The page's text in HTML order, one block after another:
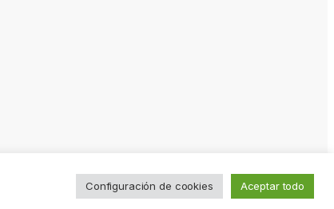
Configuración de cookies Aceptar todo